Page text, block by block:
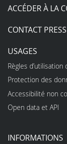
ACCÉDER À LA
CONTACT
USAGES
Règles d’utilisation
Protection des
Accessibilité non
Open data et API
INFORMATIONS